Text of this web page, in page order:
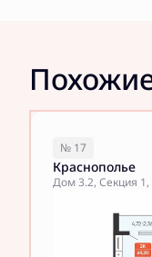
№ 17
Краснополье
Дом 3.2, Секция